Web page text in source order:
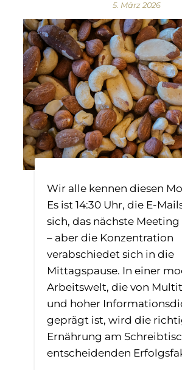
5. März 2026
Wir alle kennen diesen
Es ist 14:30 Uhr, die E-
sich, das nächste Meeting
– aber die Konzentration
verabschiedet sich in die
Mittagspause. In einer
Arbeitswelt, die von
und hoher
geprägt ist, wird die
Ernährung am
entscheidenden